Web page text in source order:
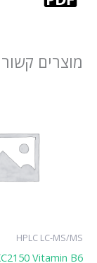
מוצרים
HPLC LC-MS/MS
Vitamin B6